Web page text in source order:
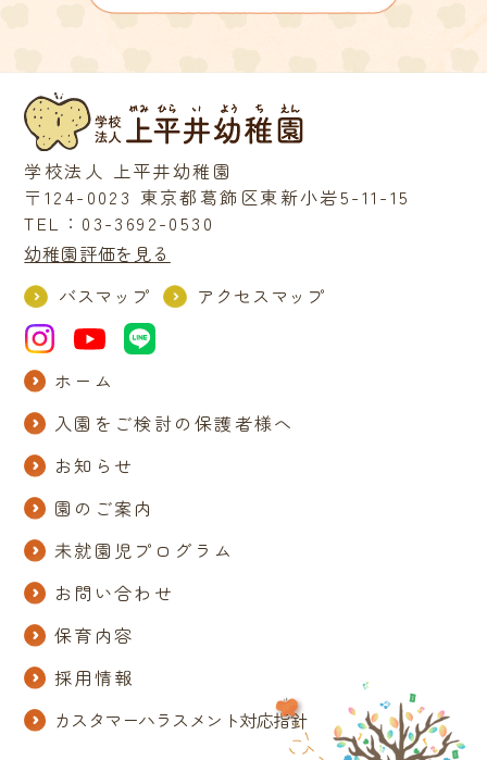
学校法人 上平井幼稚園
〒124-0023 東京都葛飾区東新小岩5-11-15
TEL：03-3692-0530
幼稚園評価を見る
バスマップ
アクセスマップ
ホーム
入園をご検討の保護者様へ
お知らせ
園のご案内
未就園児プログラム
お問い合わせ
保育内容
採用情報
カスタマーハラスメント対応指針